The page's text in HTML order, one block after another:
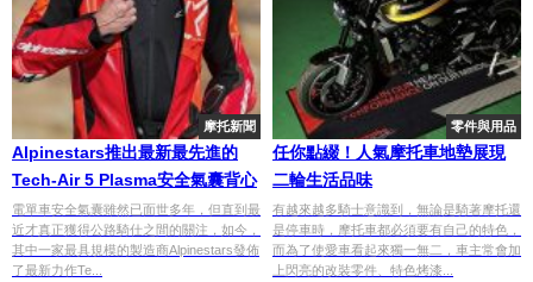
摩托新聞
Alpinestars推出最新最先進的
Tech-Air 5 Plasma安全氣囊背心
電單車安全氣囊雖然已面世多年，但直到最
近才真正獲得公路騎仕之間的關注，如今，
其中一家最具規模的製造商Alpinestars發佈
了最新力作Te...
零件與用品
任你點綴！人氣摩托車地墊展現
二輪生活品味
有越來越多騎士意識到，無論是騎著摩托還
是停車時，摩托車都必須要有自己的特色，
而為了使愛車看起來獨一無二，車主常會加
上閃亮的改裝零件、特色烤漆...